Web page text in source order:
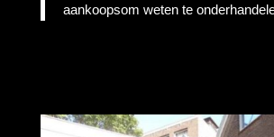
aankoopsom weten te